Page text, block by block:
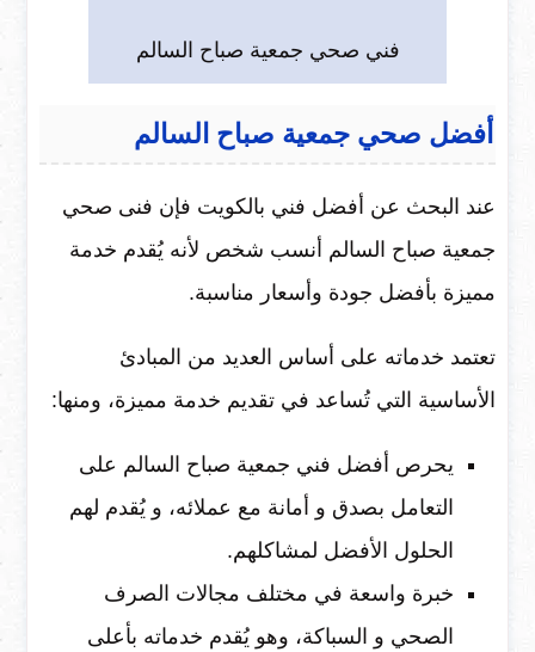
فني صحي جمعية صباح السالم
أفضل صحي جمعية صباح السالم
عند البحث عن أفضل فني بالكويت فإن فنى صحي
جمعية صباح السالم أنسب شخص لأنه يُقدم خدمة
مميزة بأفضل جودة وأسعار مناسبة.
تعتمد خدماته على أساس العديد من المبادئ
الأساسية التي تُساعد في تقديم خدمة مميزة، ومنها:
يحرص أفضل فني جمعية صباح السالم على
التعامل بصدق و أمانة مع عملائه، و يُقدم لهم
الحلول الأفضل لمشاكلهم.
خبرة واسعة في مختلف مجالات الصرف
الصحي و السباكة، وهو يُقدم خدماته بأعلى